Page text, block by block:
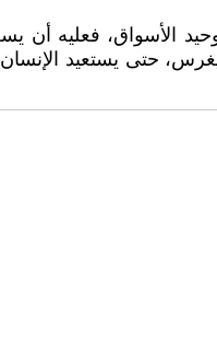
الأسواق، فعليه أن
حتى يستعيد